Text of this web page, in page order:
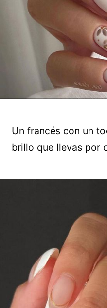
Un francés con un
brillo que llevas por